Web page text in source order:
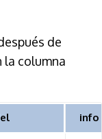
de
la columna
info